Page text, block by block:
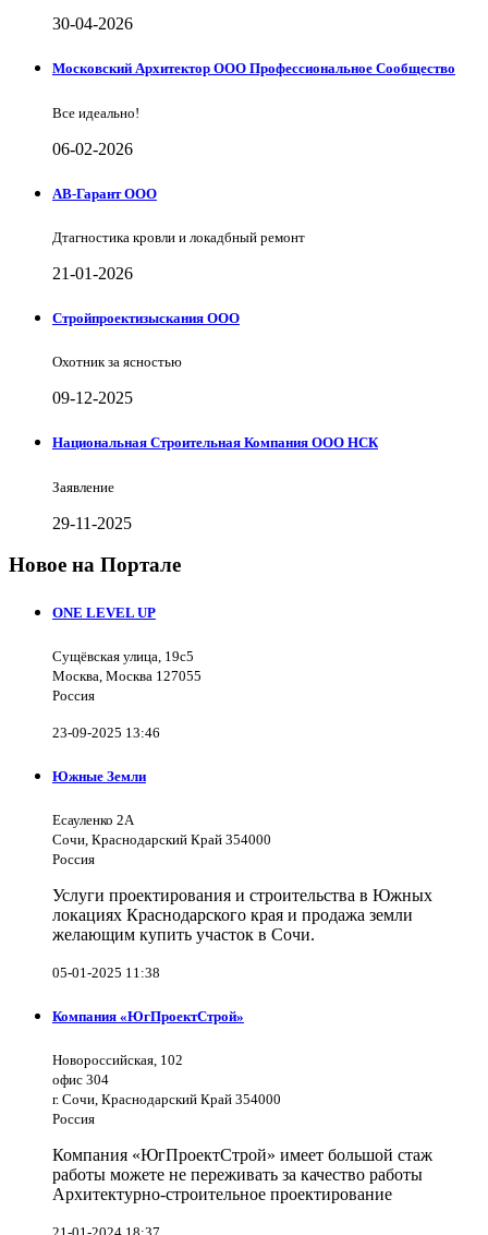
30-04-2026
Московский Архитектор ООО Профессиональное Сообщество
Все идеально!
06-02-2026
АВ-Гарант ООО
Дтагностика кровли и локадбный ремонт
21-01-2026
Стройпроектизыскания ООО
Охотник за ясностью
09-12-2025
Национальная Строительная Компания ООО НСК
Заявление
29-11-2025
Новое на Портале
ONE LEVEL UP
Сущёвская улица, 19с5
Москва, Москва 127055
Россия
23-09-2025 13:46
Южные Земли
Есауленко 2А
Сочи, Краснодарский Край 354000
Россия
Услуги проектирования и строительства в Южных
локациях Краснодарского края и продажа земли
желающим купить участок в Сочи.
05-01-2025 11:38
Компания «ЮгПроектСтрой»
Новороссийская, 102
офис 304
г. Сочи, Краснодарский Край 354000
Россия
Компания «ЮгПроектСтрой» имеет большой стаж
работы можете не переживать за качество работы
Архитектурно-строительное проектирование